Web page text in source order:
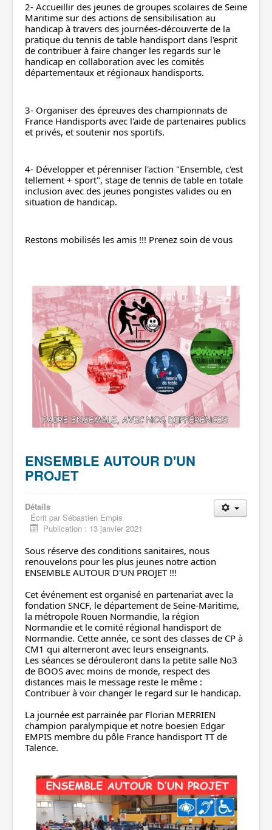
2- Accueillir des jeunes de groupes scolaires de Seine
Maritime sur des actions de sensibilisation au
handicap à travers des journées-découverte de la
pratique du tennis de table handisport dans l'esprit
de contribuer à faire changer les regards sur le
handicap en collaboration avec les comités
départementaux et régionaux handisports.
3- Organiser des épreuves des championnats de
France Handisports avec l'aide de partenaires publics
et privés, et soutenir nos sportifs.
4- Développer et pérenniser l'action "Ensemble, c'est
tellement + sport", stage de tennis de table en totale
inclusion avec des jeunes pongistes valides ou en
situation de handicap.
Restons mobilisés les amis !!! Prenez soin de vous
ENSEMBLE AUTOUR D'UN
PROJET
Détails
Écrit par Sébastien Empis
Publication : 13 janvier 2021
Sous réserve des conditions sanitaires, nous
renouvelons pour les plus jeunes notre action
ENSEMBLE AUTOUR D'UN PROJET !!!
Cet événement est organisé en partenariat avec la
fondation SNCF, le département de Seine-Maritime,
la métropole Rouen Normandie, la région
Normandie et le comité régional handisport de
Normandie. Cette année, ce sont des classes de CP à
CM1 qui alterneront avec leurs enseignants.
Les séances se dérouleront dans la petite salle No3
de BOOS avec moins de monde, respect des
distances mais le message reste le même :
Contribuer à voir changer le regard sur le handicap.
La journée est parrainée par Florian MERRIEN
champion paralympique et notre boesien Edgar
EMPIS membre du pôle France handisport TT de
Talence.